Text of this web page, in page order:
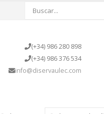
(+34) 986 280 898
(+34) 986 376 534
info@diservaulec.com